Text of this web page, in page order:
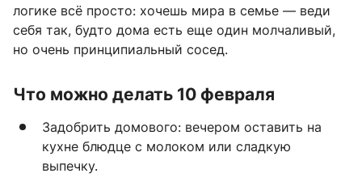
логике всё просто: хочешь мира в семье — веди
себя так, будто дома есть еще один молчаливый,
но очень принципиальный сосед.
Что можно делать 10 февраля
Задобрить домового: вечером оставить на
кухне блюдце с молоком или сладкую
выпечку.